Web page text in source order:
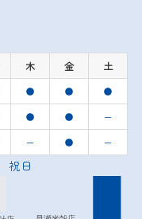
木 金 土
ー
ー ー
祝日